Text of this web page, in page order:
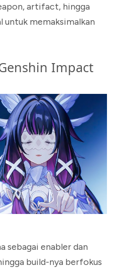
artifact, hingga
untuk memaksimalkan
Impact
sebagai enabler dan
build-nya berfokus